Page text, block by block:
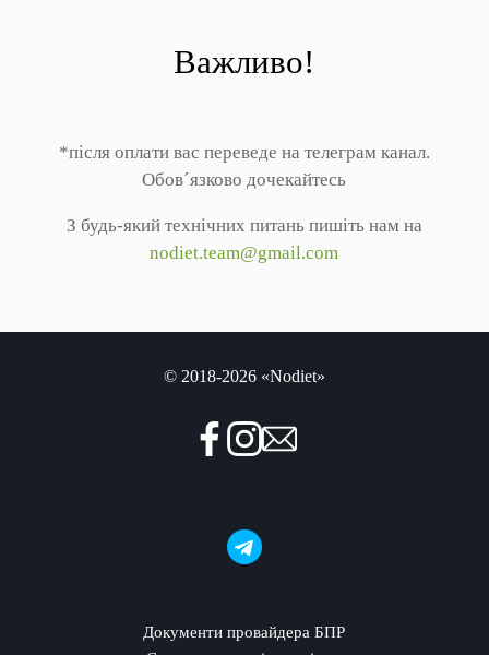
Важливо!
*після оплати вас переведе на телеграм канал.
Обов´язково дочекайтесь
З будь-який технічних питань пишіть нам на
nodiet.team@gmail.com
© 2018-2026 «Nodiet»
Документи провайдера БПР